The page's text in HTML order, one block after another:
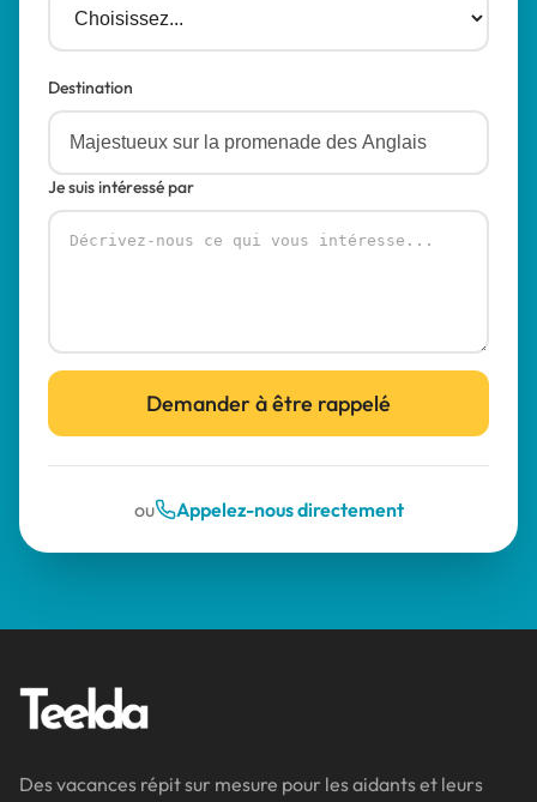
Destination
Je suis intéressé par
Demander à être rappelé
ou Appelez-nous directement
Des vacances répit sur mesure pour les aidants et leurs